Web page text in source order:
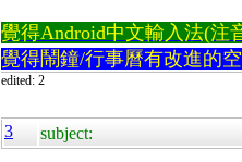
覺得Android中文輸入法(注
覺得鬧鐘/行事曆有改進的空
edited: 2
3 subject: